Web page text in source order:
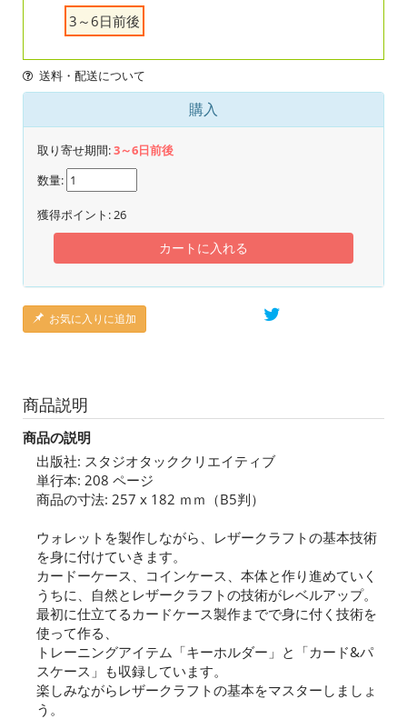
3～6日前後
送料・配送について
購入
取り寄せ期間:3～6日前後
数量:
獲得ポイント:26
カートに入れる
お気に入りに追加
商品説明
商品の説明
出版社: スタジオタッククリエイティブ
単行本: 208 ページ
商品の寸法: 257 x 182 ｍｍ（B5判）
ウォレットを製作しながら、レザークラフトの基本技術
を身に付けていきます。
カードーケース、コインケース、本体と作り進めていく
うちに、自然とレザークラフトの技術がレベルアップ。
最初に仕立てるカードケース製作までで身に付く技術を
使って作る、
トレーニングアイテム「キーホルダー」と「カード&パ
スケース」も収録しています。
楽しみながらレザークラフトの基本をマスターしましょ
う。